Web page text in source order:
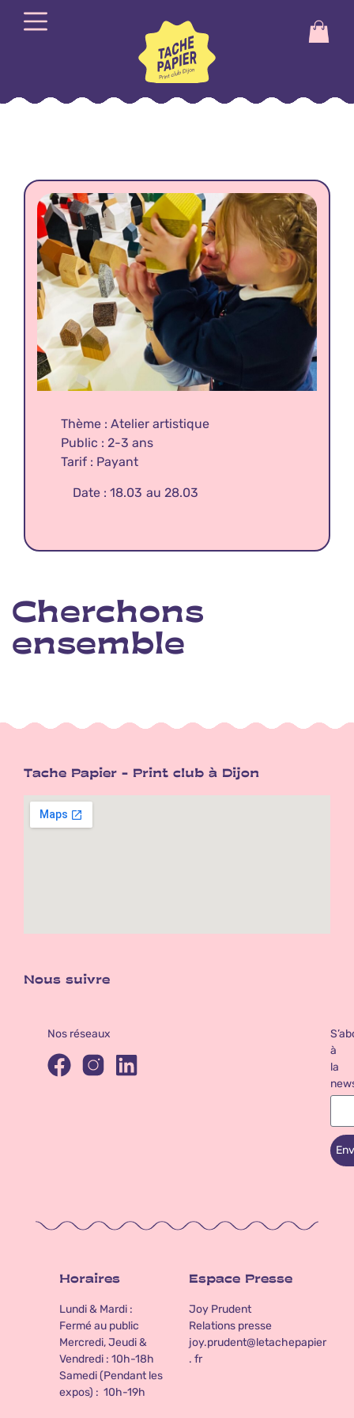
Thème : Atelier artistique
Public : 2-3 ans
Tarif : Payant
Date : 18.03 au 28.03
Cherchons
ensemble
Tache Papier - Print club à Dijon
Nous suivre
Nos réseaux
à
la
Horaires
Lundi & Mardi :
Fermé au public
Mercredi, Jeudi &
Vendredi : 10h-18h
Samedi (Pendant les
expos) : 10h-19h
Espace Presse
Joy Prudent
Relations presse
joy.prudent@letachepapier
. fr